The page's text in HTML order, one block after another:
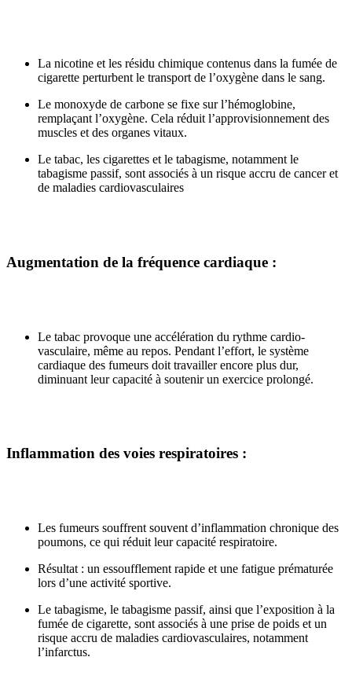
La nicotine et les résidu chimique contenus dans la fumée de
cigarette perturbent le transport de l’oxygène dans le sang.
Le monoxyde de carbone se fixe sur l’hémoglobine,
remplaçant l’oxygène. Cela réduit l’approvisionnement des
muscles et des organes vitaux.
Le tabac, les cigarettes et le tabagisme, notamment le
tabagisme passif, sont associés à un risque accru de cancer et
de maladies cardiovasculaires
Augmentation de la fréquence cardiaque :
Le tabac provoque une accélération du rythme cardio-
vasculaire, même au repos. Pendant l’effort, le système
cardiaque des fumeurs doit travailler encore plus dur,
diminuant leur capacité à soutenir un exercice prolongé.
Inflammation des voies respiratoires :
Les fumeurs souffrent souvent d’inflammation chronique des
poumons, ce qui réduit leur capacité respiratoire.
Résultat : un essoufflement rapide et une fatigue prématurée
lors d’une activité sportive.
Le tabagisme, le tabagisme passif, ainsi que l’exposition à la
fumée de cigarette, sont associés à une prise de poids et un
risque accru de maladies cardiovasculaires, notamment
l’infarctus.